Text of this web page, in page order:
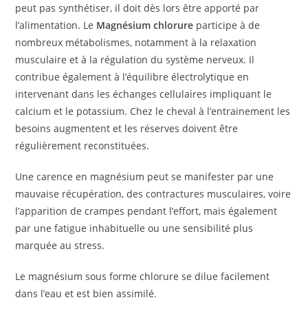
peut pas synthétiser, il doit dès lors être apporté par
l’alimentation. Le Magnésium chlorure participe à de
nombreux métabolismes, notamment à la relaxation
musculaire et à la régulation du système nerveux. Il
contribue également à l’équilibre électrolytique en
intervenant dans les échanges cellulaires impliquant le
calcium et le potassium. Chez le cheval à l’entrainement les
besoins augmentent et les réserves doivent être
régulièrement reconstituées.
Une carence en magnésium peut se manifester par une
mauvaise récupération, des contractures musculaires, voire
l’apparition de crampes pendant l’effort, mais également
par une fatigue inhabituelle ou une sensibilité plus
marquée au stress.
Le magnésium sous forme chlorure se dilue facilement
dans l’eau et est bien assimilé.